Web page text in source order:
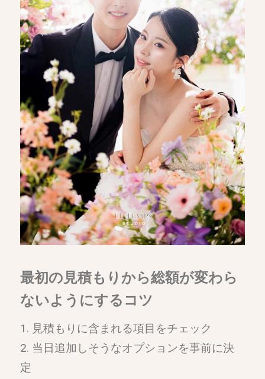
最初の見積もりから総額が変わら
ないようにするコツ
見積もりに含まれる項目をチェック
当日追加しそうなオプションを事前に決
定